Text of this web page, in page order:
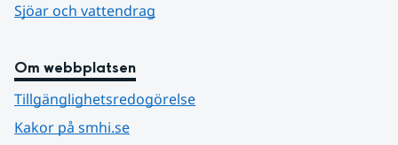
Sjöar och vattendrag
Om webbplatsen
Tillgänglighetsredogörelse
Kakor på smhi.se